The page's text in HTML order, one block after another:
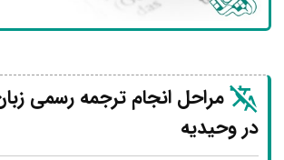
مراحل انجام ترجمه رسمی
در وحیدیه